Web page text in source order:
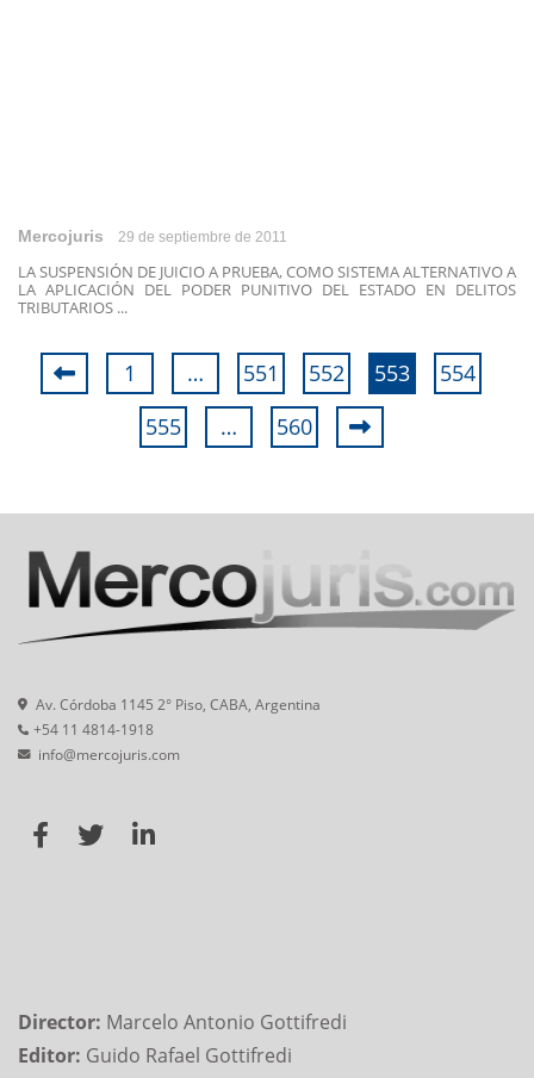
Mercojuris 29 de septiembre de 2011
LA SUSPENSIÓN DE JUICIO A PRUEBA, COMO SISTEMA ALTERNATIVO A
LA APLICACIÓN DEL PODER PUNITIVO DEL ESTADO EN DELITOS
TRIBUTARIOS ...
1 … 551 552 553
554
555
… 560
Av. Córdoba 1145 2° Piso, CABA, Argentina
+54 11 4814-1918
info@mercojuris.com
Director: Marcelo Antonio Gottifredi
Editor: Guido Rafael Gottifredi